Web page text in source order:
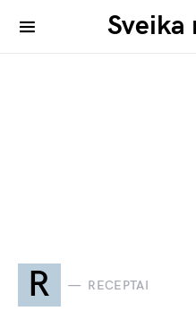
Sveika
R RECEPTAI